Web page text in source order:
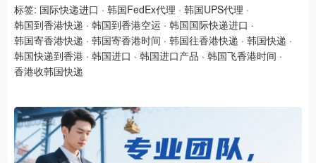
标签: 国际快递进口 · 韩国FedEx代理 · 韩国UPS代理 ·
韩国到香港快递 · 韩国到香港空运 · 韩国国际快递进口 ·
韩国寄香港快递 · 韩国寄香港时间 · 韩国往香港快递 · 韩国快递 ·
韩国快递到香港 · 韩国进口 · 韩国进口产品 · 韩国飞香港时间 ·
香港收韩国快递